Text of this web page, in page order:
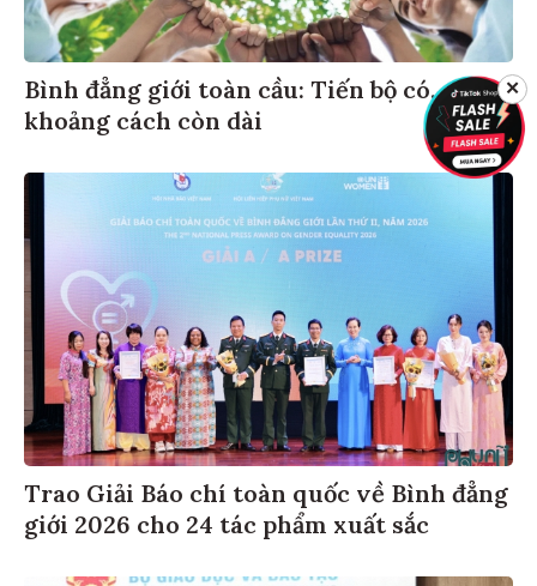
Bình đẳng giới toàn cầu: Tiến bộ có,
khoảng cách còn dài
Trao Giải Báo chí toàn quốc về Bình đẳng
giới 2026 cho 24 tác phẩm xuất sắc
✕